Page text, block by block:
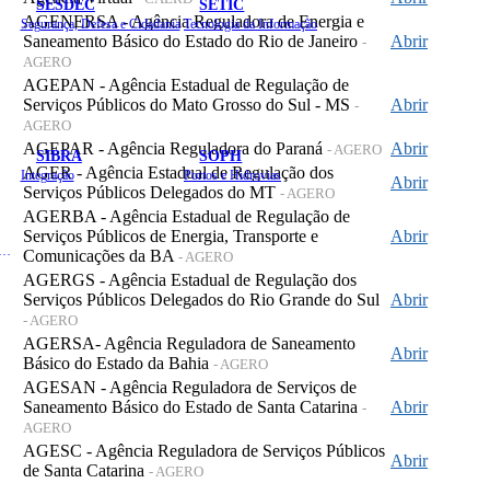
SESDEC
Segurança, Defesa e Cidadania
SETIC
Tecnologia da Informação
SIBRA
Integração
SOPH
Portos e Hidrovias
AGENERSA - Agência Reguladora de Energia e
Saneamento Básico do Estado do Rio de Janeiro -
AGERO
Abrir
AGEPAN - Agência Estadual de Regulação de
Serviços Públicos do Mato Grosso do Sul - MS -
AGERO
Abrir
AGEPAR - Agência Reguladora do Paraná - AGERO Abrir
AGER - Agência Estadual de Regulação dos
Serviços Públicos Delegados do MT - AGERO
Abrir
AGERBA - Agência Estadual de Regulação de
Serviços Públicos de Energia, Transporte e
Comunicações da BA - AGERO
Abrir
AGERGS - Agência Estadual de Regulação dos
Serviços Públicos Delegados do Rio Grande do Sul
- AGERO
Abrir
AGERSA- Agência Reguladora de Saneamento
Básico do Estado da Bahia - AGERO
Abrir
AGESAN - Agência Reguladora de Serviços de
Saneamento Básico do Estado de Santa Catarina -
AGERO
Abrir
AGESC - Agência Reguladora de Serviços Públicos
de Santa Catarina - AGERO
Abrir